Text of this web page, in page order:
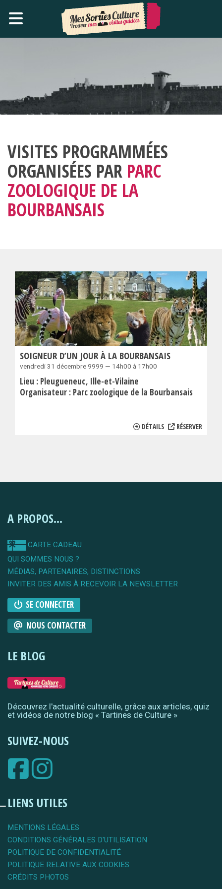
VISITES PROGRAMMÉES
ORGANISÉES PAR PARC
ZOOLOGIQUE DE LA
BOURBANSAIS
SOIGNEUR D’UN JOUR À LA BOURBANSAIS
vendredi 31 décembre 9999 — 14h00 à 17h00
Lieu : Pleugueneuc Ille-et-Vilaine
Organisateur : Parc zoologique de la Bourbansais
DÉTAILS RÉSERVER
A PROPOS...
CARTE CADEAU
QUI SOMMES NOUS ?
MÉDIAS, PARTENAIRES, DISTINCTIONS
INVITER DES AMIS À RECEVOIR LA NEWSLETTER
SE CONNECTER
NOUS CONTACTER
LE BLOG
Découvrez l'actualité culturelle, grâce aux articles, quiz
et vidéos de notre blog « Tartines de Culture »
SUIVEZ-NOUS
LIENS UTILES
MENTIONS LÉGALES
CONDITIONS GÉNÉRALES D'UTILISATION
POLITIQUE DE CONFIDENTIALITÉ
POLITIQUE RELATIVE AUX COOKIES
CRÉDITS PHOTOS